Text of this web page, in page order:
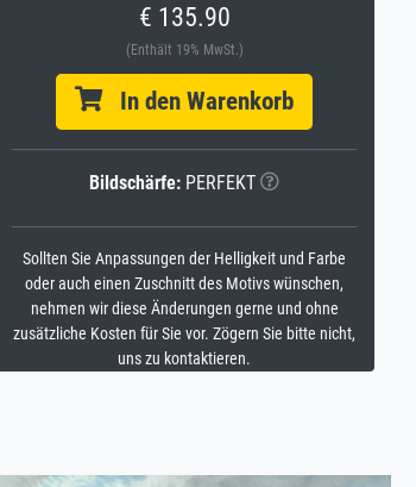
€ 135.90
(Enthält 19% MwSt.)
In den Warenkorb
Bildschärfe: PERFEKT
Sollten Sie Anpassungen der Helligkeit und Farbe
oder auch einen Zuschnitt des Motivs wünschen,
nehmen wir diese Änderungen gerne und ohne
zusätzliche Kosten für Sie vor. Zögern Sie bitte nicht,
uns zu kontaktieren.